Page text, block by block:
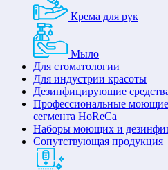
Крема для рук
Мыло
Для стоматологии
Для индустрии красоты
Дезинфицирующие
Профессиональные моющие
сегмента HoReCa
Наборы моющих и
Сопутствующая продукция